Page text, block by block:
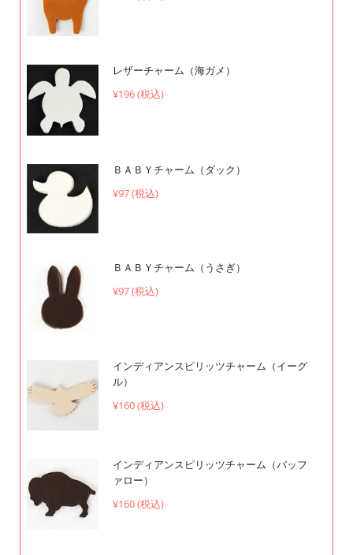
レザーチャーム（海ガメ）
¥196 (税込)
ＢＡＢＹチャーム（ダック）
¥97 (税込)
ＢＡＢＹチャーム（うさぎ）
¥97 (税込)
インディアンスピリッツチャーム（イーグ
ル）
¥160 (税込)
インディアンスピリッツチャーム（バッフ
ァロー）
¥160 (税込)